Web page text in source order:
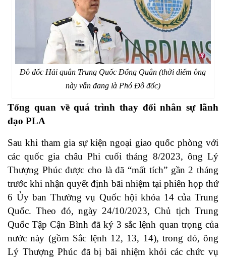
Đô đốc Hải quân Trung Quốc Đổng Quân (thời điểm ông
này vẫn đang là Phó Đô đốc)
Tổng quan về quá trình thay đổi nhân sự lãnh
đạo PLA
Sau khi tham gia sự kiện ngoại giao quốc phòng với
các quốc gia châu Phi cuối tháng 8/2023, ông Lý
Thượng Phúc được cho là đã “mất tích” gần 2 tháng
trước khi nhận quyết định bãi nhiệm tại phiên họp thứ
6 Ủy ban Thường vụ Quốc hội khóa 14 của Trung
Quốc. Theo đó, ngày 24/10/2023, Chủ tịch Trung
Quốc Tập Cận Bình đã ký 3 sắc lệnh quan trọng của
nước này (gồm Sắc lệnh 12, 13, 14), trong đó, ông
Lý Thượng Phúc đã bị bãi nhiệm khỏi các chức vụ